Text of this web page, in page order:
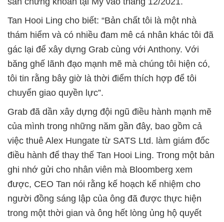
Tan Hooi Ling cho biết: “Bản chất tôi là một nhà
thám hiểm và có nhiều đam mê cá nhân khác tôi đã
gác lại để xây dựng Grab cùng với Anthony. Với
băng ghế lãnh đạo mạnh mẽ mà chúng tôi hiện có,
tôi tin rằng bây giờ là thời điểm thích hợp để tôi
chuyển giao quyền lực”.
Grab đã dần xây dựng đội ngũ điều hành mạnh mẽ
của mình trong những năm gần đây, bao gồm cả
việc thuê Alex Hungate từ SATS Ltd. làm giám đốc
điều hành để thay thế Tan Hooi Ling. Trong một bản
ghi nhớ gửi cho nhân viên mà Bloomberg xem
được, CEO Tan nói rằng kế hoạch kế nhiệm cho
người đồng sáng lập của ông đã được thực hiện
trong một thời gian và ông hết lòng ủng hộ quyết